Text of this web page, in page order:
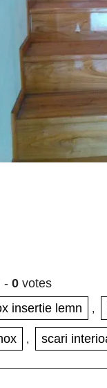
- 0 votes
insertie lemn ,
, scari